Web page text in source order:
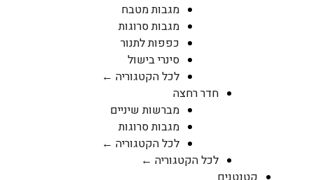
מגבות מטבח
מגבות סרוגות
כפפות לתנור
סינרי בישול
לכל הקטגוריה ←
חדר רחצה
מברשות שיניים
מגבות סרוגות
לכל הקטגוריה ←
לכל הקטגוריה ←